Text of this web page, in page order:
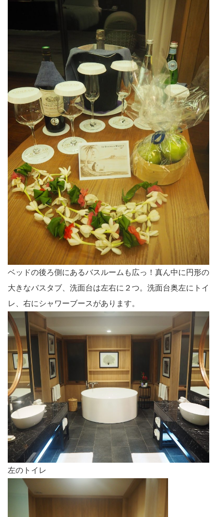
ベッドの後ろ側にあるバスルームも広っ！真ん中に円形の
大きなバスタブ、洗面台は左右に２つ。洗面台奥左にトイ
レ、右にシャワーブースがあります。
左のトイレ